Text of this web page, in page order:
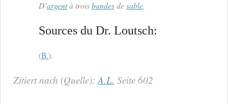
D’argentà troisbandesdesable.
Sources du Dr. Loutsch:
(B.).
Zitiert nach (Quelle):A.L. Seite 602